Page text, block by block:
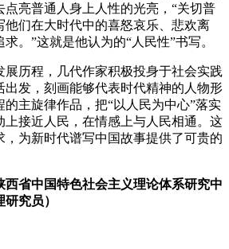
亮普通人身上人性的光亮，“关切普
他们在大时代中的喜怒哀乐、悲欢离
。”这就是他认为的“人民性”书写。
展历程，几代作家积极投身于社会实践
出发，刻画能够代表时代精神的人物形
主旋律作品，把“以人民为中心”落实
上接近人民，在情感上与人民相通。这
，为新时代谱写中国故事提供了可贵的
西省中国特色社会主义理论体系研究中
究员）